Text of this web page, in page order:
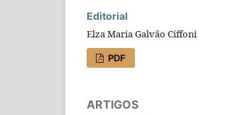
Editorial
Elza Maria Galvão Ciffoni
PDF
ARTIGOS